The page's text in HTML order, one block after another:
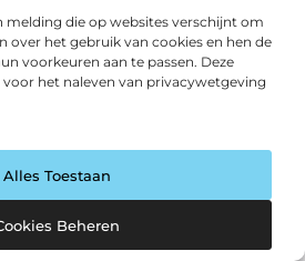
melding die op websites verschijnt om
over het gebruik van cookies en hen de
voorkeuren aan te passen. Deze
voor het naleven van privacywetgeving
Alles Toestaan
Beheren